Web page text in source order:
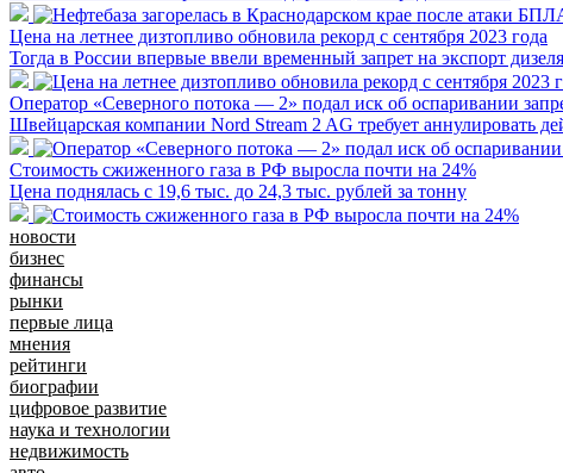
Цена на летнее дизтопливо обновила рекорд с сентября 2023 года
Тогда в России впервые ввели временный запрет на экспорт
Оператор «Северного потока — 2» подал иск об оспаривании
Швейцарская компании Nord Stream 2 AG требует аннулировать
Стоимость сжиженного газа в РФ выросла почти на 24%
Цена поднялась с 19,6 тыс. до 24,3 тыс. рублей за тонну
новости
бизнес
финансы
рынки
первые лица
мнения
рейтинги
биографии
цифровое развитие
наука и технологии
недвижимость